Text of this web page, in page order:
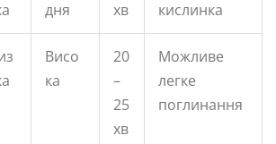
дня
хв
кислинка
Висо
ка
20
–
25
хв
Можливе
легке
поглинання